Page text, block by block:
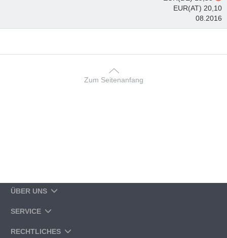
EUR(AT) 20,10
08.2016
Zum Seitenanfang
ÜBER UNS
SERVICE
RECHTLICHES